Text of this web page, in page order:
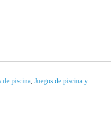
de piscina, Juegos de piscina y